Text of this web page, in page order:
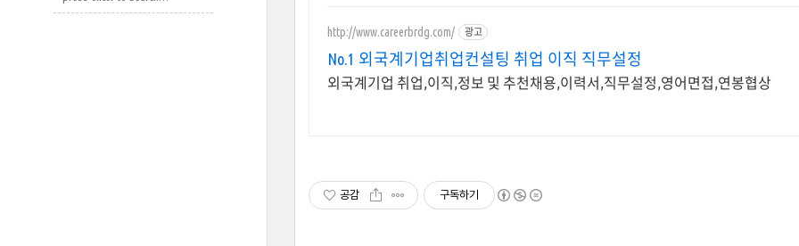
http://www.careerbrdg.com/ 광고
No.1 외국계기업취업컨설팅 취업 이직 직무설정
외국계기업 취업,이직,정보 및 추천채용,이력서,직무설정,영어면접,연봉협상
공감 구독하기